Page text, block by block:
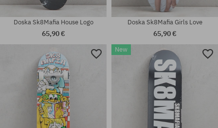
Dostupné veľkosti:
Dostupné veľkosti:
Doska Sk8Mafia House Logo
65,90 €
Doska Sk8Mafia Girls Love
65,90 €
New